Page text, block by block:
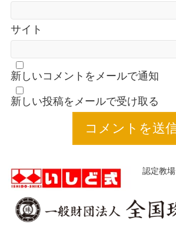
サイト
新しいコメントをメールで通知
新しい投稿をメールで受け取る
認定教場